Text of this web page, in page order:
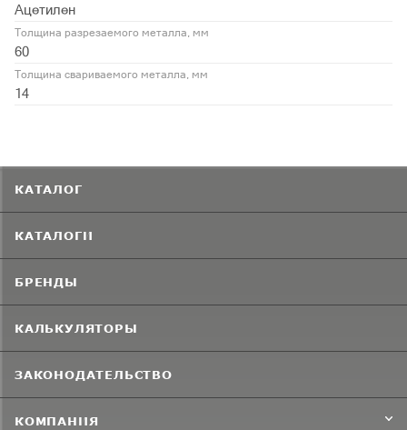
Ацетилен
Толщина разрезаемого металла, мм
60
Толщина свариваемого металла, мм
14
КАТАЛОГ
КАТАЛОГИ
БРЕНДЫ
КАЛЬКУЛЯТОРЫ
ЗАКОНОДАТЕЛЬСТВО
КОМПАНИЯ